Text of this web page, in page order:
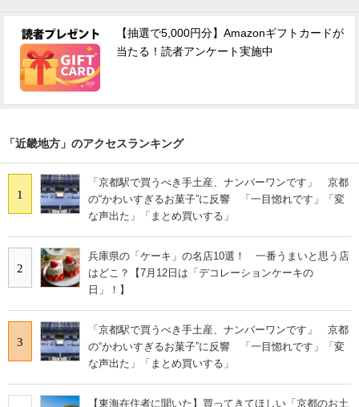
【抽選で5,000円分】Amazonギフトカードが
当たる！読者アンケート実施中
「近畿地方」のアクセスランキング
1
「京都駅で買うべき手土産、ナンバーワンです」 京都
の“かわいすぎるお菓子”に反響 「一目惚れです」「変
な声出た」「まとめ買いする」
2
兵庫県の「ケーキ」の名店10選！ 一番うまいと思う店
はどこ？【7月12日は「デコレーションケーキの
日」！】
3
「京都駅で買うべき手土産、ナンバーワンです」 京都
の“かわいすぎるお菓子”に反響 「一目惚れです」「変
な声出た」「まとめ買いする」
【東海在住者に聞いた】買ってきてほしい「京都のお土